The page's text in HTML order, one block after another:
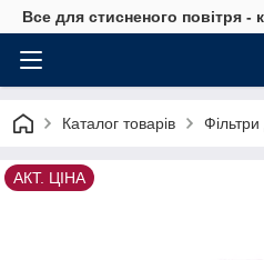
Все для стисненого повітря
Каталог товарів
АКТ. ЦІНА